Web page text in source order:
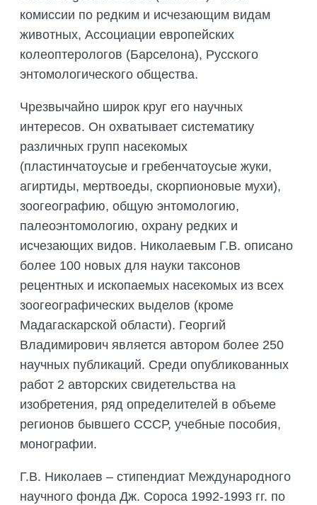
комиссии по редким и исчезающим видам
животных, Ассоциации европейских
колеоптерологов (Барселона), Русского
энтомологического общества.
Чрезвычайно широк круг его научных
интересов. Он охватывает систематику
различных групп насекомых
(пластинчатоусые и гребенчатоусые жуки,
агиртиды, мертвоеды, скорпионовые мухи),
зоогеографию, общую энтомологию,
палеоэнтомологию, охрану редких и
исчезающих видов. Николаевым Г.В. описано
более 100 новых для науки таксонов
рецентных и ископаемых насекомых из всех
зоогеографических выделов (кроме
Мадагаскарской области). Георгий
Владимирович является автором более 250
научных публикаций. Среди опубликованных
работ 2 авторских свидетельства на
изобретения, ряд определителей в объеме
регионов бывшего СССР, учебные пособия,
монографии.
Г.В. Николаев – стипендиат Международного
научного фонда Дж. Сороса 1992-1993 гг. по